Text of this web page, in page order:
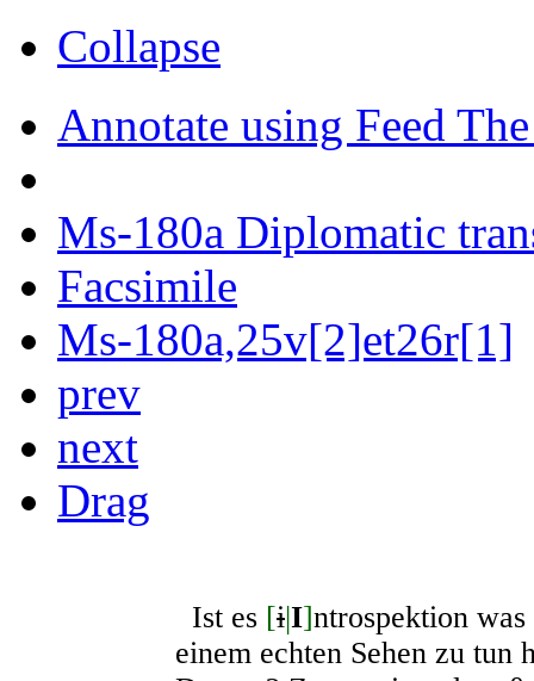
Collapse
Annotate using Feed
Ms-180a Diplomatic
Facsimile
Ms-180a,25v[2]et26r[1]
prev
next
Drag
Ist es [i|I]ntrospektion
einem echten Sehen zu tun